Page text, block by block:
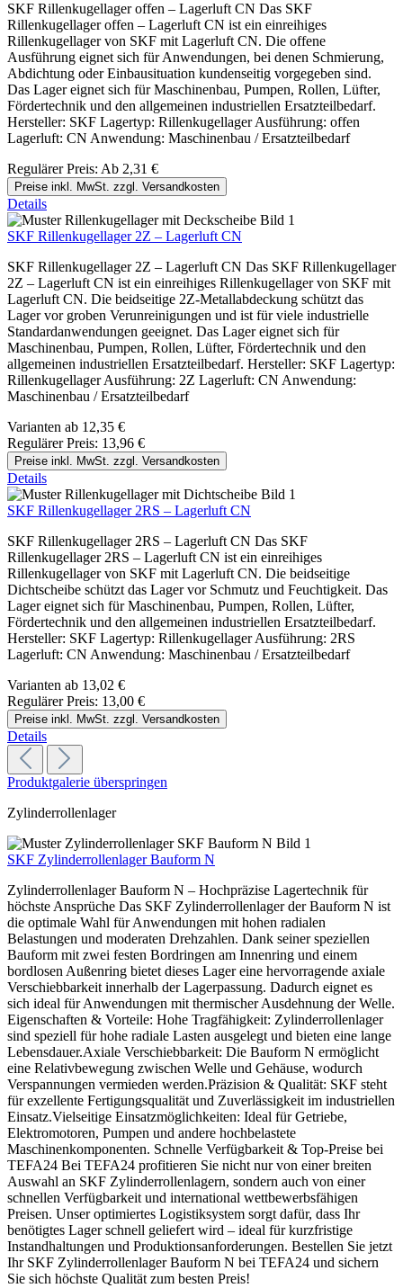
SKF Rillenkugellager offen – Lagerluft CN Das SKF
Rillenkugellager offen – Lagerluft CN ist ein einreihiges
Rillenkugellager von SKF mit Lagerluft CN. Die offene
Ausführung eignet sich für Anwendungen, bei denen Schmierung,
Abdichtung oder Einbausituation kundenseitig vorgegeben sind.
Das Lager eignet sich für Maschinenbau, Pumpen, Rollen, Lüfter,
Fördertechnik und den allgemeinen industriellen Ersatzteilbedarf.
Hersteller: SKF Lagertyp: Rillenkugellager Ausführung: offen
Lagerluft: CN Anwendung: Maschinenbau / Ersatzteilbedarf
Regulärer Preis: Ab 2,31 €
Preise inkl. MwSt. zzgl. Versandkosten
Details
SKF Rillenkugellager 2Z – Lagerluft CN
SKF Rillenkugellager 2Z – Lagerluft CN Das SKF Rillenkugellager
2Z – Lagerluft CN ist ein einreihiges Rillenkugellager von SKF mit
Lagerluft CN. Die beidseitige 2Z-Metallabdeckung schützt das
Lager vor groben Verunreinigungen und ist für viele industrielle
Standardanwendungen geeignet. Das Lager eignet sich für
Maschinenbau, Pumpen, Rollen, Lüfter, Fördertechnik und den
allgemeinen industriellen Ersatzteilbedarf. Hersteller: SKF Lagertyp:
Rillenkugellager Ausführung: 2Z Lagerluft: CN Anwendung:
Maschinenbau / Ersatzteilbedarf
Varianten ab 12,35 €
Regulärer Preis: 13,96 €
Preise inkl. MwSt. zzgl. Versandkosten
Details
SKF Rillenkugellager 2RS – Lagerluft CN
SKF Rillenkugellager 2RS – Lagerluft CN Das SKF
Rillenkugellager 2RS – Lagerluft CN ist ein einreihiges
Rillenkugellager von SKF mit Lagerluft CN. Die beidseitige
Dichtscheibe schützt das Lager vor Schmutz und Feuchtigkeit. Das
Lager eignet sich für Maschinenbau, Pumpen, Rollen, Lüfter,
Fördertechnik und den allgemeinen industriellen Ersatzteilbedarf.
Hersteller: SKF Lagertyp: Rillenkugellager Ausführung: 2RS
Lagerluft: CN Anwendung: Maschinenbau / Ersatzteilbedarf
Varianten ab 13,02 €
Regulärer Preis: 13,00 €
Preise inkl. MwSt. zzgl. Versandkosten
Details
Produktgalerie überspringen
Zylinderrollenlager
SKF Zylinderrollenlager Bauform N
Zylinderrollenlager Bauform N – Hochpräzise Lagertechnik für
höchste Ansprüche Das SKF Zylinderrollenlager der Bauform N ist
die optimale Wahl für Anwendungen mit hohen radialen
Belastungen und moderaten Drehzahlen. Dank seiner speziellen
Bauform mit zwei festen Bordringen am Innenring und einem
bordlosen Außenring bietet dieses Lager eine hervorragende axiale
Verschiebbarkeit innerhalb der Lagerpassung. Dadurch eignet es
sich ideal für Anwendungen mit thermischer Ausdehnung der Welle.
Eigenschaften & Vorteile: Hohe Tragfähigkeit: Zylinderrollenlager
sind speziell für hohe radiale Lasten ausgelegt und bieten eine lange
Lebensdauer.Axiale Verschiebbarkeit: Die Bauform N ermöglicht
eine Relativbewegung zwischen Welle und Gehäuse, wodurch
Verspannungen vermieden werden.Präzision & Qualität: SKF steht
für exzellente Fertigungsqualität und Zuverlässigkeit im industriellen
Einsatz.Vielseitige Einsatzmöglichkeiten: Ideal für Getriebe,
Elektromotoren, Pumpen und andere hochbelastete
Maschinenkomponenten. Schnelle Verfügbarkeit & Top-Preise bei
TEFA24 Bei TEFA24 profitieren Sie nicht nur von einer breiten
Auswahl an SKF Zylinderrollenlagern, sondern auch von einer
schnellen Verfügbarkeit und international wettbewerbsfähigen
Preisen. Unser optimiertes Logistiksystem sorgt dafür, dass Ihr
benötigtes Lager schnell geliefert wird – ideal für kurzfristige
Instandhaltungen und Produktionsanforderungen. Bestellen Sie jetzt
Ihr SKF Zylinderrollenlager Bauform N bei TEFA24 und sichern
Sie sich höchste Qualität zum besten Preis!